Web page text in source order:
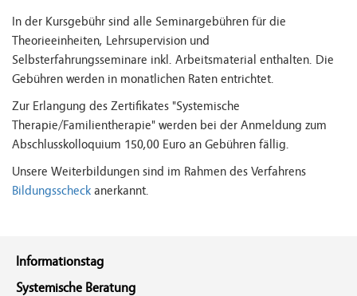
In der Kursgebühr sind alle Seminargebühren für die
Theorieeinheiten, Lehrsupervision und
Selbsterfahrungsseminare inkl. Arbeitsmaterial enthalten. Die
Gebühren werden in monatlichen Raten entrichtet.
Zur Erlangung des Zertifikates "Systemische
Therapie/Familientherapie" werden bei der Anmeldung zum
Abschlusskolloquium 150,00 Euro an Gebühren fällig.
Unsere Weiterbildungen sind im Rahmen des Verfahrens
Bildungsscheck anerkannt.
Informationstag
Systemische Beratung